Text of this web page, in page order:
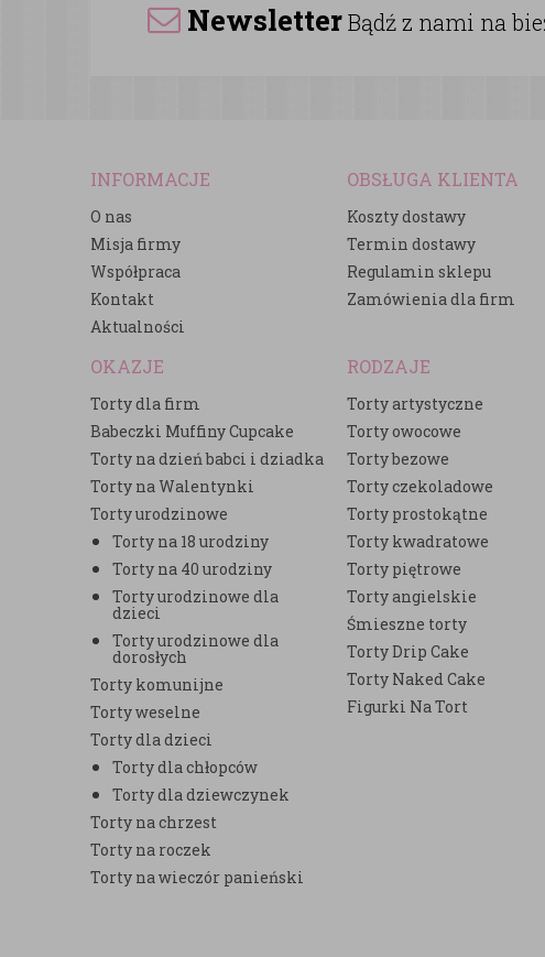
NewsletterBądź z nami na
INFORMACJE
O nas
Misja firmy
Współpraca
Kontakt
Aktualności
OBSŁUGA KLIENTA
Koszty dostawy
Termin dostawy
Regulamin sklepu
Zamówienia dla firm
OKAZJE
Torty dla firm
Babeczki Muffiny Cupcake
Torty na dzień babci i dziadka
Torty na Walentynki
Torty urodzinowe
Torty na 18 urodziny
Torty na 40 urodziny
Torty urodzinowe dla
dzieci
Torty urodzinowe dla
dorosłych
Torty komunijne
Torty weselne
Torty dla dzieci
Torty dla chłopców
Torty dla dziewczynek
Torty na chrzest
Torty na roczek
Torty na wieczór panieński
RODZAJE
Torty artystyczne
Torty owocowe
Torty bezowe
Torty czekoladowe
Torty prostokątne
Torty kwadratowe
Torty piętrowe
Torty angielskie
Śmieszne torty
Torty Drip Cake
Torty Naked Cake
Figurki Na Tort